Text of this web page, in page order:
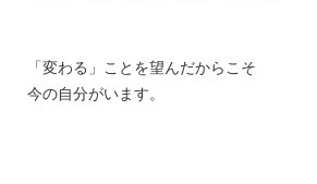
「変わる」ことを望んだからこそ
今の自分がいます。